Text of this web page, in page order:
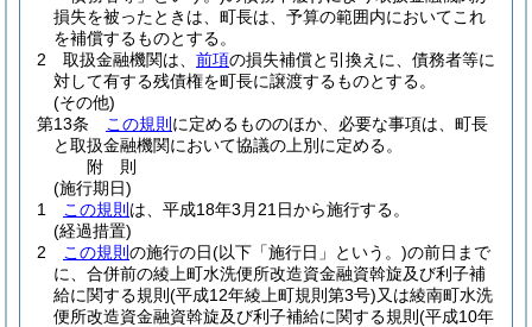
損失を被ったときは、町長は、予算の範囲内においてこれ
を補償するものとする。
2
取扱金融機関は、 前項の損失補償と引換えに、債務者等に
対して有する残債権を町長に譲渡するものとする。
(その他)
第13条
この規則 に定めるもののほか、必要な事項は、町長
と取扱金融機関において協議の上別に定める。
附 則
(施行期日)
1
この規則 は、平成18年3月21日から施行する。
(経過措置)
2
この規則 の施行の日(以下「施行日」という。)の前日まで
に、合併前の綾上町水洗便所改造資金融資斡旋及び利子補
給に関する規則 (平成12年綾上町規則第3号)又は綾南町水洗
便所改造資金融資斡旋及び利子補給に関する規則 (平成10年